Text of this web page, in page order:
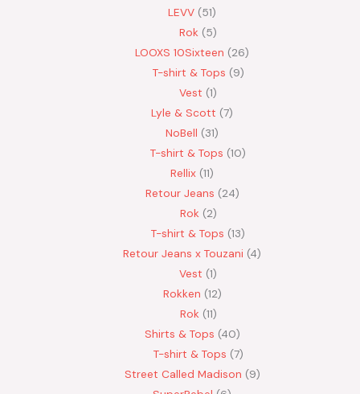
LEVV 51
Rok
5
LOOXS 10Sixteen
26
T-shirt & Tops 9
Vest 1
Lyle & Scott 7
NoBell
31
T-shirt & Tops 10
Rellix 11
Retour Jeans 24
Rok 2
T-shirt & Tops 13
Retour Jeans x Touzani 4
Vest 1
Rokken 12
Rok 11
Shirts & Tops 40
T-shirt & Tops 7
Street Called Madison 9